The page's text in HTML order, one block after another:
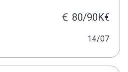
80/90K€
14/07